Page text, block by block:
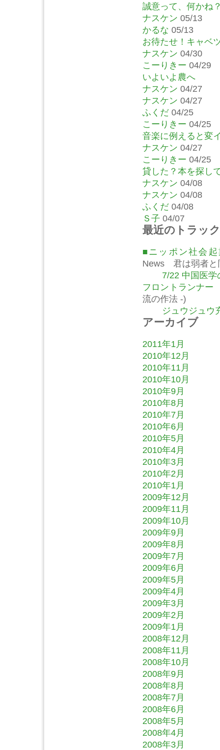
誠意って、何かね
ナスケン 05/13
かるな 05/13
お待たせ！キャベ
ナスケン 04/30
こーりきー 04/29
いよいよ農へ
ナスケン 04/27
ナスケン 04/27
ふくだ 04/25
こーりきー 04/25
音楽に例えると変
ナスケン 04/27
こーりきー 04/25
貸した？本を探し
ナスケン 04/08
ナスケン 04/08
ふくだ 04/08
Ｓ子 04/07
最近のトラッ
■ニッポン社会
News 君は弱者と
7/22 中国医
フロントランナー
流の作法 -)
ジュウジュウ
アーカイブ
2011年1月
2010年12月
2010年11月
2010年10月
2010年9月
2010年8月
2010年7月
2010年6月
2010年5月
2010年4月
2010年3月
2010年2月
2010年1月
2009年12月
2009年11月
2009年10月
2009年9月
2009年8月
2009年7月
2009年6月
2009年5月
2009年4月
2009年3月
2009年2月
2009年1月
2008年12月
2008年11月
2008年10月
2008年9月
2008年8月
2008年7月
2008年6月
2008年5月
2008年4月
2008年3月